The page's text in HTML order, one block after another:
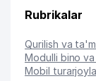
Rubrikalar
Qurilish va
Modulli bino
Mobil